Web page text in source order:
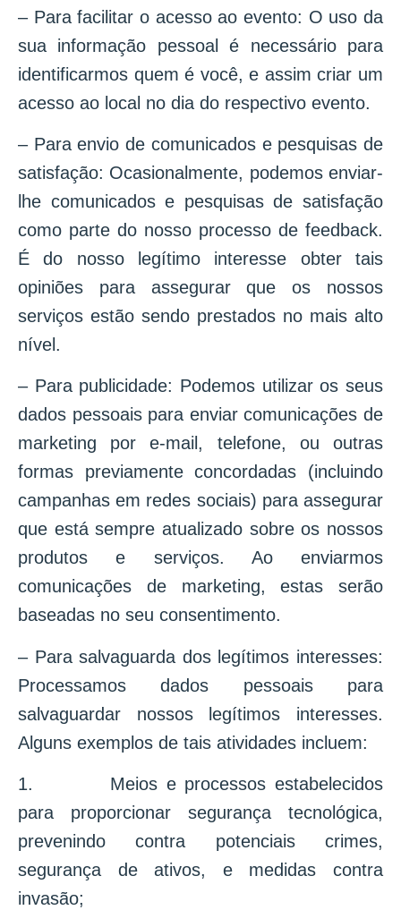
– Para facilitar o acesso ao evento: O uso da
sua informação pessoal é necessário para
identificarmos quem é você, e assim criar um
acesso ao local no dia do respectivo evento.
– Para envio de comunicados e pesquisas de
satisfação: Ocasionalmente, podemos enviar-
lhe comunicados e pesquisas de satisfação
como parte do nosso processo de feedback.
É do nosso legítimo interesse obter tais
opiniões para assegurar que os nossos
serviços estão sendo prestados no mais alto
nível.
– Para publicidade: Podemos utilizar os seus
dados pessoais para enviar comunicações de
marketing por e-mail, telefone, ou outras
formas previamente concordadas (incluindo
campanhas em redes sociais) para assegurar
que está sempre atualizado sobre os nossos
produtos e serviços. Ao enviarmos
comunicações de marketing, estas serão
baseadas no seu consentimento.
– Para salvaguarda dos legítimos interesses:
Processamos dados pessoais para
salvaguardar nossos legítimos interesses.
Alguns exemplos de tais atividades incluem:
1. Meios e processos estabelecidos
para proporcionar segurança tecnológica,
prevenindo contra potenciais crimes,
segurança de ativos, e medidas contra
invasão;